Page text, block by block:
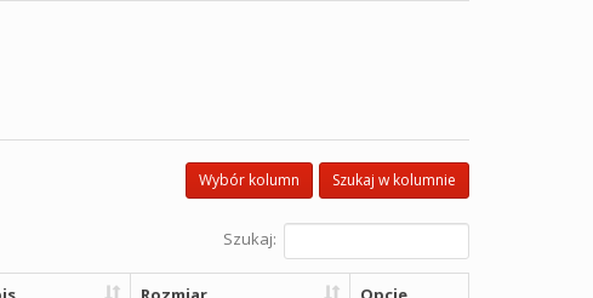
Szukaj w kolumnie
Wybór kolumn
Szukaj: